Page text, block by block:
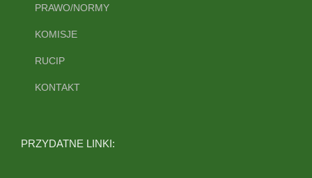
PRAWO/NORMY
KOMISJE
RUCIP
KONTAKT
PRZYDATNE LINKI: